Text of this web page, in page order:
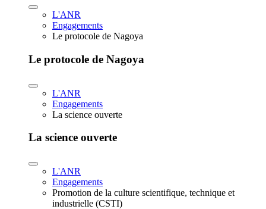
L'ANR
Engagements
Le protocole de Nagoya
Le protocole de Nagoya
L'ANR
Engagements
La science ouverte
La science ouverte
L'ANR
Engagements
Promotion de la culture scientifique, technique et
industrielle (CSTI)